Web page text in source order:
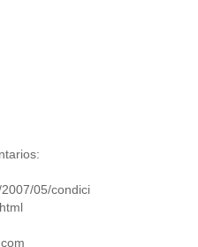
05/condici